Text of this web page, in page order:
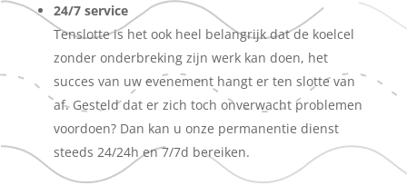
24/7 service
Tenslotte is het ook heel belangrijk dat de koelcel
zonder onderbreking zijn werk kan doen, het
succes van uw evenement hangt er ten slotte van
af. Gesteld dat er zich toch onverwacht problemen
voordoen? Dan kan u onze permanentie dienst
steeds 24/24h en 7/7d bereiken.